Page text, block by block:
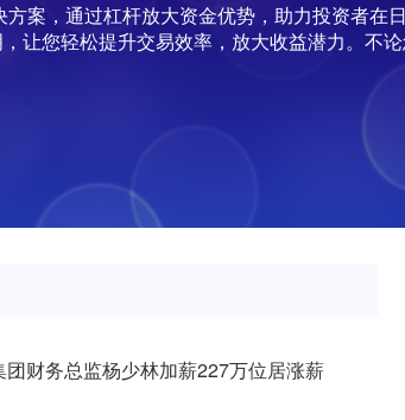
案，通过杠杆放大资金优势，助力投资者在
让您轻松提升交易效率，放大收益潜力。不
财务总监杨少林加薪227万位居涨薪